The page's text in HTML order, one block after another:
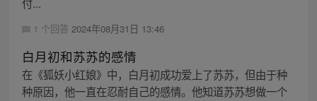
1 个回答 2024年08月31日 13:46
白月初和苏苏的感情
在《狐妖小红娘》中，白月初成功爱上了苏苏，但由于种
种原因，他一直在忍耐自己的感情。他知道苏苏想做一个